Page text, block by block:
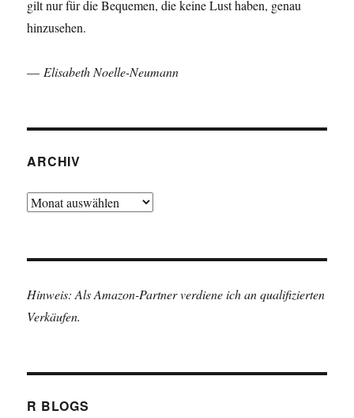
gilt nur für die Bequemen, die keine Lust haben, genau
hinzusehen.
— Elisabeth Noelle-Neumann
ARCHIV
Archiv
Hinweis: Als Amazon-Partner verdiene ich an qualifizierten
Verkäufen.
R BLOGS